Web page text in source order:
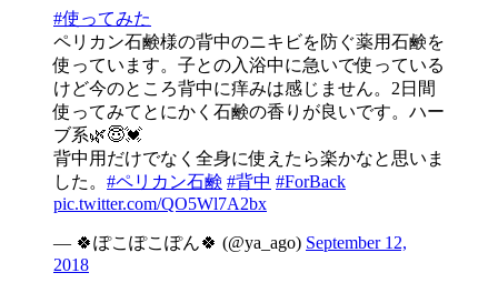
#使ってみた
ペリカン石鹸様の背中のニキビを防ぐ薬用石鹸を
使っています。子との入浴中に急いで使っている
けど今のところ背中に痒みは感じません。2日間
使ってみてとにかく石鹸の香りが良いです。ハー
ブ系🌿😇💓
背中用だけでなく全身に使えたら楽かなと思いま
した。 #ペリカン石鹸 #背中 #ForBack
pic.twitter.com/QO5Wl7A2bx
— 🍀ぽこぽこぽん🍀 (@ya_ago) September 12,
2018